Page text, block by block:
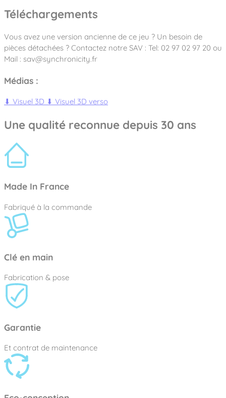
Téléchargements
Vous avez une version ancienne de ce jeu ? Un besoin de
pièces détachées ? Contactez notre SAV : Tel: 02 97 02 97 20 ou
Mail : sav@synchronicity.fr
Médias :
⬇ Visuel 3D ⬇ Visuel 3D verso
Une qualité reconnue depuis 30 ans
Made In France
Fabriqué à la commande
Clé en main
Fabrication & pose
Garantie
Et contrat de maintenance